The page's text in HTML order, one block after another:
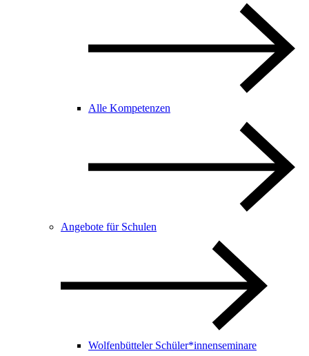
Alle Kompetenzen
Angebote für Schulen
Wolfenbütteler Schüler*innenseminare